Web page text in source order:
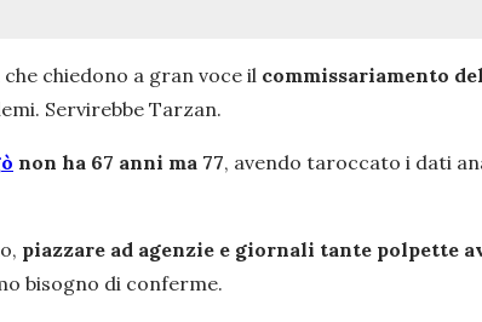
chiedono a gran voce il commissariamento
Servirebbe Tarzan.
non ha 67 anni ma 77, avendo taroccato i dati
piazzare ad agenzie e giornali tante polpette
bisogno di conferme.